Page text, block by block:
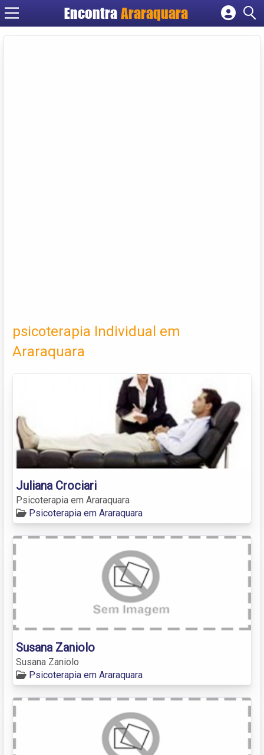
EncontraAraraquara
Cadastrar empresa
psicoterapia Individual em
Araraquara
Juliana Crociari
Psicoterapia em Araraquara
Psicoterapia em Araraquara
Susana Zaniolo
Susana Zaniolo
Psicoterapia em Araraquara